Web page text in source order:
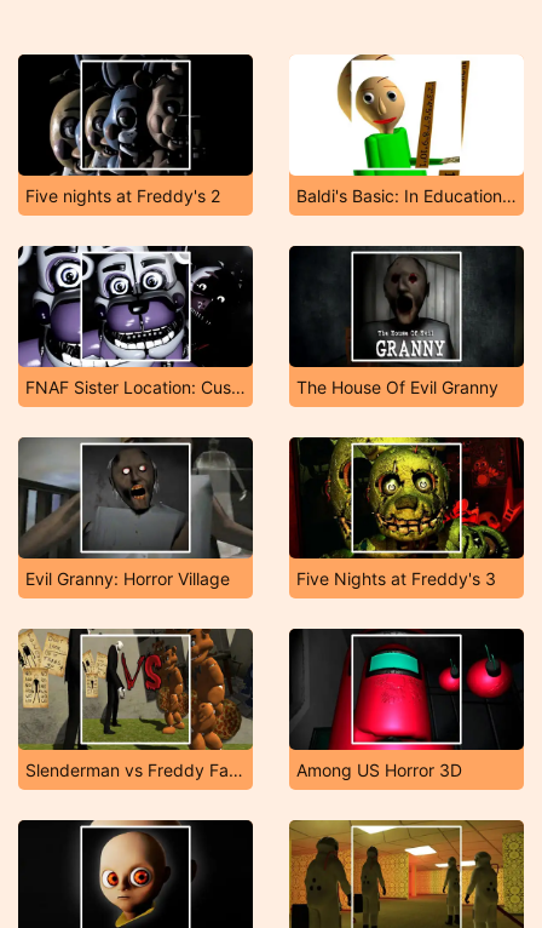
Five nights at Freddy's 2 Baldi's Basic: In Education and Learning
FNAF Sister Location: Custom Night The House Of Evil Granny
Evil Granny: Horror Village Five Nights at Freddy's 3
Slenderman vs Freddy Fazbear Among US Horror 3D